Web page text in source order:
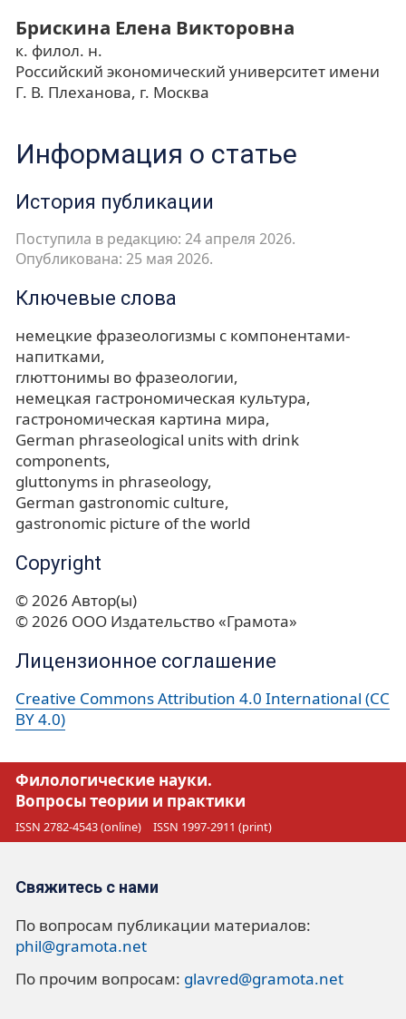
Брискина Елена Викторовна
к. филол. н.
Российский экономический университет имени
Г. В. Плеханова, г. Москва
Информация о статье
История публикации
Поступила в редакцию: 24 апреля 2026.
Опубликована: 25 мая 2026.
Ключевые слова
немецкие фразеологизмы с компонентами-
напитками
глюттонимы во фразеологии
немецкая гастрономическая культура
гастрономическая картина мира
German phraseological units with drink
components
gluttonyms in phraseology
German gastronomic culture
gastronomic picture of the world
Copyright
© 2026 Автор(ы)
© 2026 ООО Издательство «Грамота»
Лицензионное соглашение
Creative Commons Attribution 4.0 International (CC
BY 4.0)
Филологические науки.
Вопросы теории и практики
ISSN 2782-4543 (online) ISSN 1997-2911 (print)
Свяжитесь с нами
По вопросам публикации материалов:
phil@gramota.net
По прочим вопросам: glavred@gramota.net